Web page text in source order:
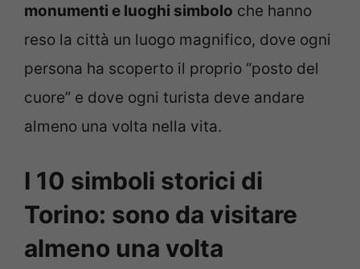
monumenti e luoghi simbolo che hanno
reso la città un luogo magnifico, dove ogni
persona ha scoperto il proprio “posto del
cuore” e dove ogni turista deve andare
almeno una volta nella vita.
I 10 simboli storici di
Torino: sono da visitare
almeno una volta